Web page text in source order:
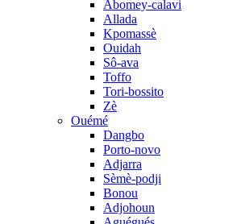
Abomey-calavi
Allada
Kpomassè
Ouidah
Sô-ava
Toffo
Tori-bossito
Zè
Ouémé
Dangbo
Porto-novo
Adjarra
Sèmè-podji
Bonou
Adjohoun